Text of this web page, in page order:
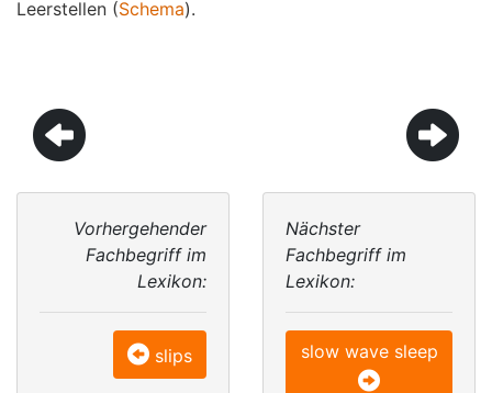
Leerstellen (Schema).
Vorhergehender
Fachbegriff im
Lexikon:
slips
Nächster
Fachbegriff im
Lexikon:
slow wave sleep